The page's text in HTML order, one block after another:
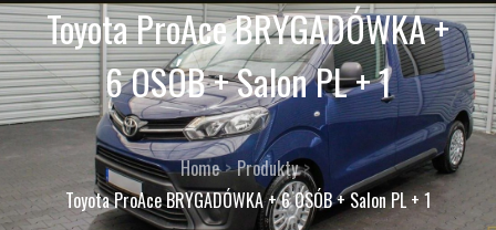
Toyota ProAce BRYGADÓWKA +
6 OSÓB + Salon PL + 1
Home
Produkty
Toyota ProAce BRYGADÓWKA + 6 OSÓB + Salon PL + 1